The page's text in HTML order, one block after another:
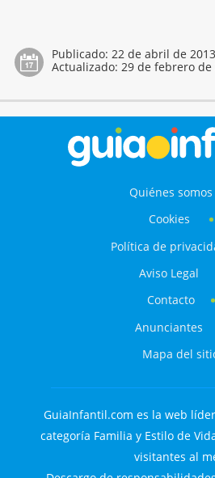
Publicado: 22 de abril de 2013
Actualizado: 29 de febrero de
Quiénes somos
Cookies
Política de
Aviso Legal
Contacto
Anunciantes
Mapa del
GuiaInfantil.com es la web
categoría Familia y Estilo de
visitantes al